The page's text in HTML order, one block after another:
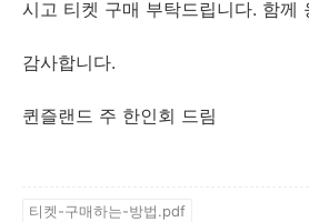
시고 티켓 구매 부탁드립니다. 함께
감사합니다.
퀸즐랜드 주 한인회 드림
티켓-구매하는-방법.pdf